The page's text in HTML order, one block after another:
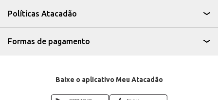
Políticas Atacadão
Formas de pagamento
Baixe o aplicativo Meu Atacadão